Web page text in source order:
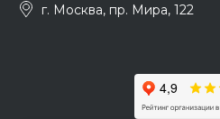
г. Москва, пр. Мира, 122